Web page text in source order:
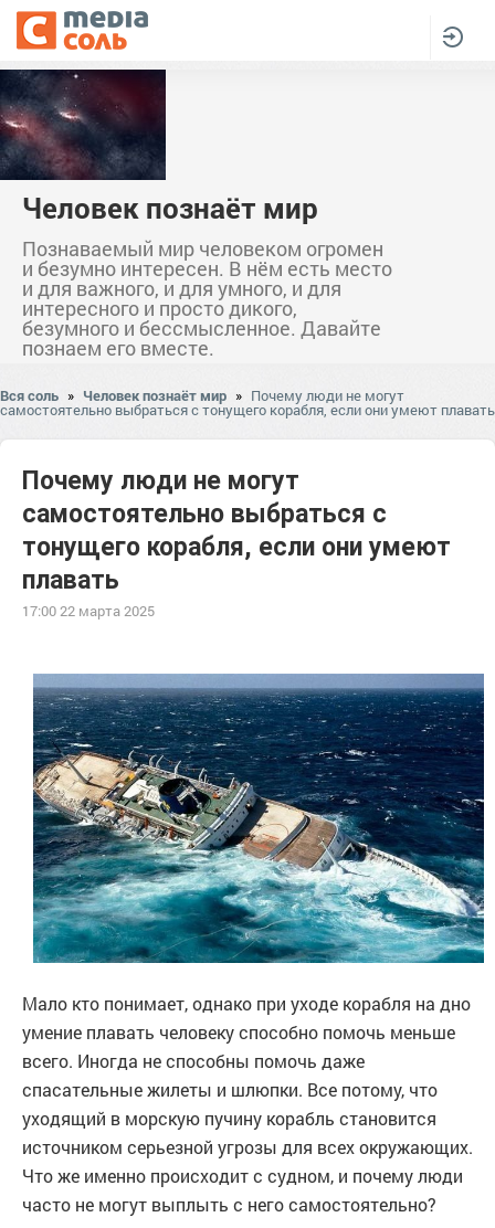
Человек познаёт мир
Познаваемый мир человеком огромен
и безумно интересен. В нём есть место
и для важного, и для умного, и для
интересного и просто дикого,
безумного и бессмысленное. Давайте
познаем его вместе.
Вся соль » Человек познаёт мир » Почему люди не могут
самостоятельно выбраться с тонущего корабля, если они умеют плавать
Почему люди не могут
самостоятельно выбраться с
тонущего корабля, если они умеют
плавать
17:00 22 марта 2025
Мало кто понимает, однако при уходе корабля на дно
умение плавать человеку способно помочь меньше
всего. Иногда не способны помочь даже
спасательные жилеты и шлюпки. Все потому, что
уходящий в морскую пучину корабль становится
источником серьезной угрозы для всех окружающих.
Что же именно происходит с судном, и почему люди
часто не могут выплыть с него самостоятельно?